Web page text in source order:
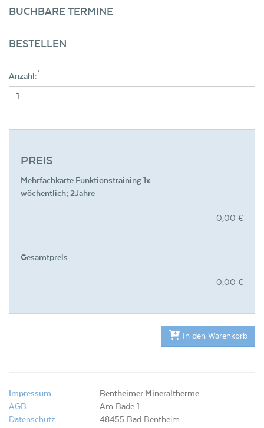
BUCHBARE TERMINE
BESTELLEN
Anzahl:*
PREIS
Mehrfachkarte Funktionstraining 1x
wöchentlich; 2Jahre
0,00 €
Gesamtpreis
0,00 €
In den Warenkorb
Impressum
AGB
Datenschutz
Bentheimer Mineraltherme
Am Bade 1
48455 Bad Bentheim